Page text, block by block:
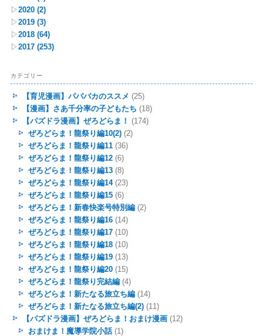
▷2020 (2)
▷2019 (3)
▷2018 (64)
▷2017 (253)
カテゴリー
【育児漫画】パパバカのススメ (25)
【漫画】さあ千分率の子どもたち (18)
【パズドラ漫画】ぜろどらま！
(174)
ぜろどらま！龍祭り編10(2)(2)
ぜろどらま！龍祭り編11(36)
ぜろどらま！龍祭り編12(6)
ぜろどらま！龍祭り編13(8)
ぜろどらま！龍祭り編14(23)
ぜろどらま！龍祭り編15(6)
ぜろどらま！新春快楽号特別編(2)
ぜろどらま！龍祭り編16(14)
ぜろどらま！龍祭り編17(10)
ぜろどらま！龍祭り編18(10)
ぜろどらま！龍祭り編19(13)
ぜろどらま！龍祭り編20(15)
ぜろどらま！龍祭り完結編(4)
ぜろどらま！新たなる旅立ち編(14)
ぜろどらま！新たなる旅立ち編(2)(11)
【パズドラ漫画】ぜろどらま！おまけ漫画(12)
おまけま！魔導学院小話(1)